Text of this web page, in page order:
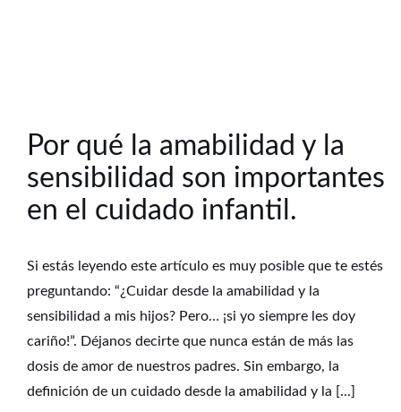
Por qué la amabilidad y la
sensibilidad son importantes
en el cuidado infantil.
Si estás leyendo este artículo es muy posible que te estés
preguntando: “¿Cuidar desde la amabilidad y la
sensibilidad a mis hijos? Pero… ¡si yo siempre les doy
cariño!”. Déjanos decirte que nunca están de más las
dosis de amor de nuestros padres. Sin embargo, la
definición de un cuidado desde la amabilidad y la [...]